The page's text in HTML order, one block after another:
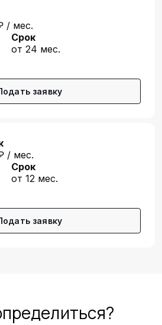
/ мес.
Срок
от 24 мес.
заявку
/ мес.
Срок
от 12 мес.
заявку